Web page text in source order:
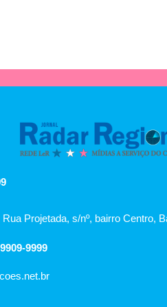
Rua Projetada, s/nº, bairro Centro,
9999